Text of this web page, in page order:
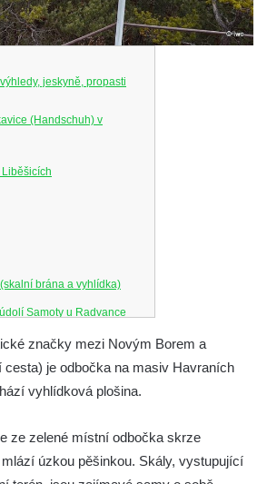
jeskyně, propasti
(Handschuh) v
brána a vyhlídka)
Samoty u Radvance
rozhlednou Čáp v
Čáp v Teplických
v Teplických skalách
Broumovských stěnách
značky mezi Novým Borem a
cesta) je odbočka na masiv Havraních
vyhlídková plošina.
ze zelené místní odbočka skrze
úzkou pěšinkou. Skály, vystupující